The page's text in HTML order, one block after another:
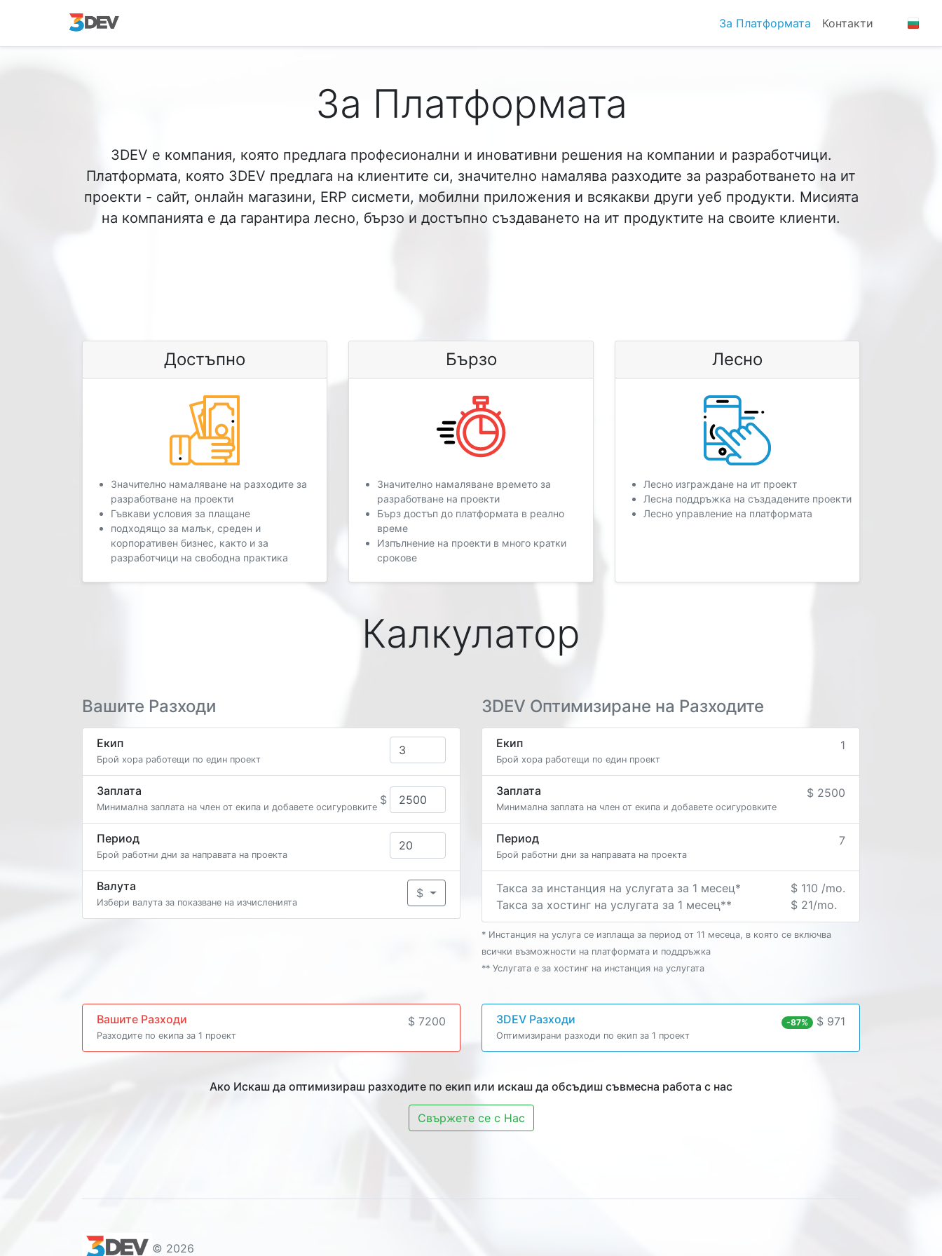
Loading...
Loading...
Loading...
За Платформатa Контакти
За Платформата
3DEV е компания, която предлага професионални и иновативни решения на компании и разработчици.
Платформата, която 3DEV предлага на клиентите си, значително намалява разходите за разработването на ит
проекти - сайт, онлайн магазини, ERP сисмети, мобилни приложения и всякакви други уеб продукти. Мисията
на компанията е да гарантира лесно, бързо и достъпно създаването на ит продуктите на своите клиенти.
Достъпно
Значително намаляване на разходите за
разработване на проекти
Гъвкави условия за плащане
подходящо за малък, среден и
корпоративен бизнес, както и за
разработчици на свободна практика
Бързо
Значително намаляване времето за
разработване на проекти
Бърз достъп до платформата в реално
време
Изпълнение на проекти в много кратки
срокове
Лесно
Лесно изграждане на ит проект
Лесна поддръжка на създадените проекти
Лесно управление на платформата
Калкулатор
Вашите Разходи
Екип
Брой хора работещи по един проект
Заплата
Минимална заплата на член от екипа и добавете осигуровките
$
Период
Брой работни дни за направата на проекта
Валута
Избери валута за показване на изчисленията
$
3DEV Оптимизиране на Разходите
Екип
Брой хора работещи по един проект
1
Заплата
Минимална заплата на член от екипа и добавете осигуровките
$ 2500
Период
Брой работни дни за направата на проекта
7
Такса за инстанция на услугата за 1 месец*
Такса за хостинг на услугата за 1 месец**
$ 110 /mo.
$ 21/mo.
* Инстанция на услуга се изплаща за период от 11 месеца, в която се включва
всички възможности на платформата и поддръжка
** Услугата е за хостинг на инстанция на услугата
Вашите Разходи
Разходите по екипа за 1 проект
$ 7200 3DEV Разходи
Оптимизирани разходи по екип за 1 проект
-87% $ 971
Ако Искаш да оптимизираш разходите по екип или искаш да обсъдиш съвмесна работа с нас
Свържете се с Нас
© 2026